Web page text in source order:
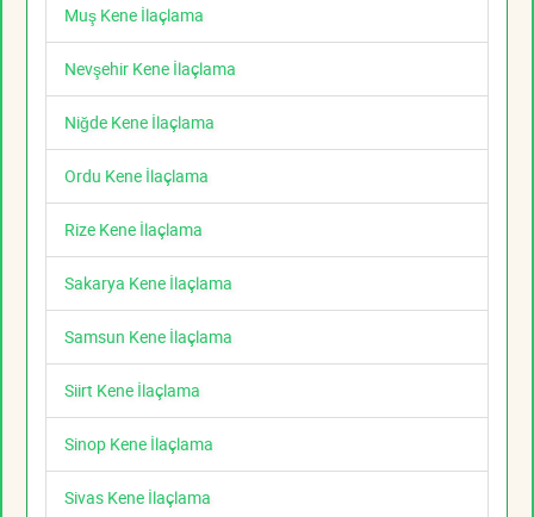
Muş Kene İlaçlama
Nevşehir Kene İlaçlama
Niğde Kene İlaçlama
Ordu Kene İlaçlama
Rize Kene İlaçlama
Sakarya Kene İlaçlama
Samsun Kene İlaçlama
Siirt Kene İlaçlama
Sinop Kene İlaçlama
Sivas Kene İlaçlama